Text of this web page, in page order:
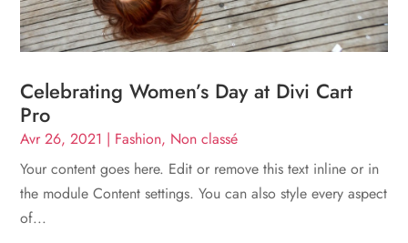
Celebrating Women’s Day at Divi Cart
Pro
Avr 26, 2021 | Fashion, Non classé
Your content goes here. Edit or remove this text inline or in
the module Content settings. You can also style every aspect
of...